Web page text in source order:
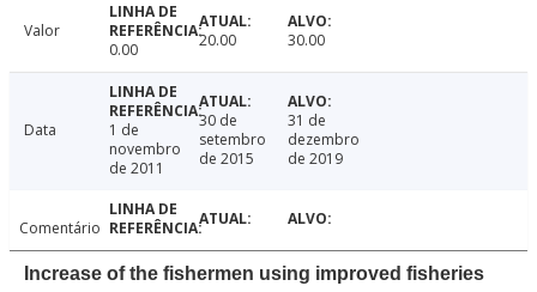
Valor
0.00
20.00 30.00
Data
1 de
novembro
de 2011
30 de
setembro
de 2015
31 de
dezembro
de 2019
Comentário
Increase of the fishermen using improved fisheries